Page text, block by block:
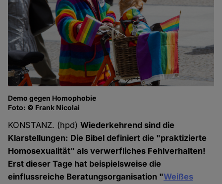
Demo gegen Homophobie
Foto: © Frank Nicolai
KONSTANZ. (hpd)Wiederkehrend sind die
Klarstellungen: Die Bibel definiert die "praktizierte
Homosexualität" als verwerfliches Fehlverhalten!
Erst dieser Tage hat beispielsweise die
einflussreiche Beratungsorganisation "Weißes